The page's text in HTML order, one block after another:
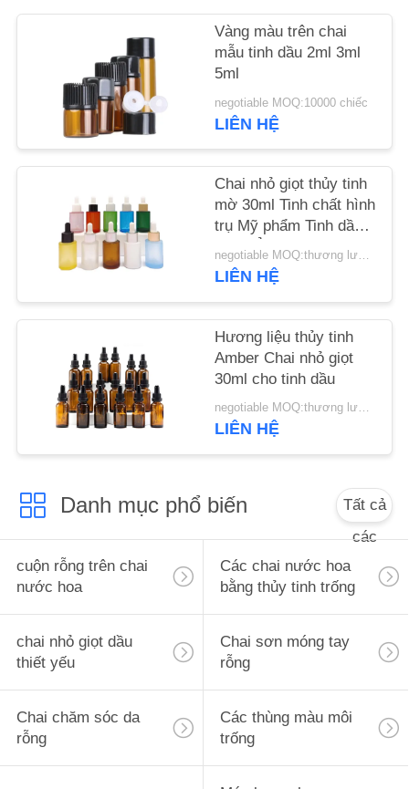
LƯỢNG
CHÚNG
YÊU
CẦU
BÁO
GIÁ
ĐỒ
TRANG
WEB
PRIVACY
Vàng màu trên chai
mẫu tinh dầu 2ml 3ml
5ml
negotiable MOQ:10000 chiếc
LIÊN HỆ
Chai nhỏ giọt thủy tinh
mờ 30ml Tinh chất hình
trụ Mỹ phẩm Tinh dầu
vai phẳng
negotiable MOQ:thương lượng
LIÊN HỆ
Hương liệu thủy tinh
Amber Chai nhỏ giọt
30ml cho tinh dầu
negotiable MOQ:thương lượng
LIÊN HỆ
Danh mục phổ biến
Tất cả
các
cuộn rỗng trên chai
nước hoa
Các chai nước hoa
bằng thủy tinh trống
chai nhỏ giọt dầu
thiết yếu
Chai sơn móng tay
rỗng
Chai chăm sóc da
rỗng
Các thùng màu môi
trống